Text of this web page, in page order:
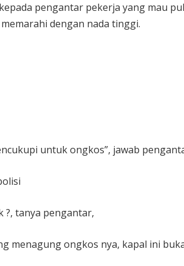
pengantar pekerja yang mau
dengan nada tinggi.
untuk ongkos”, jawab
?, tanya pengantar,
menagung ongkos nya, kapal ini